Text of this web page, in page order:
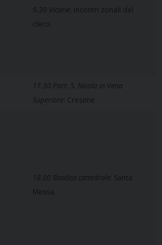
9.30 Vicarie
: incontri zonali del
clero.
17.30 Parr. S. Nicola in Vena
Superiore : Cresime
18.00 Basilica cattedrale
: Santa
Messa.